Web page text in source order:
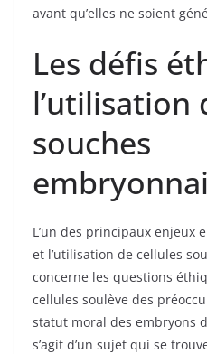
avant qu’elles ne soient
Les défis
l’utilisation
souches
L’un des principaux enjeux
et l’utilisation de cellules
concerne les questions
cellules soulève des
statut moral des embryons
s’agit d’un sujet qui se